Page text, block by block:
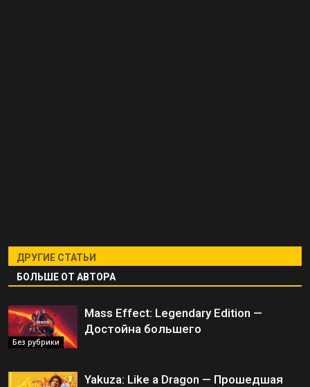
ДРУГИЕ СТАТЬИ
БОЛЬШЕ ОТ АВТОРА
Без рубрики
Mass Effect: Legendary Edition —
Достойна большего
Yakuza: Like a Dragon — Прошедшая